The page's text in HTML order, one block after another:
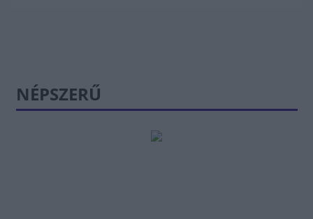
NÉPSZERŰ